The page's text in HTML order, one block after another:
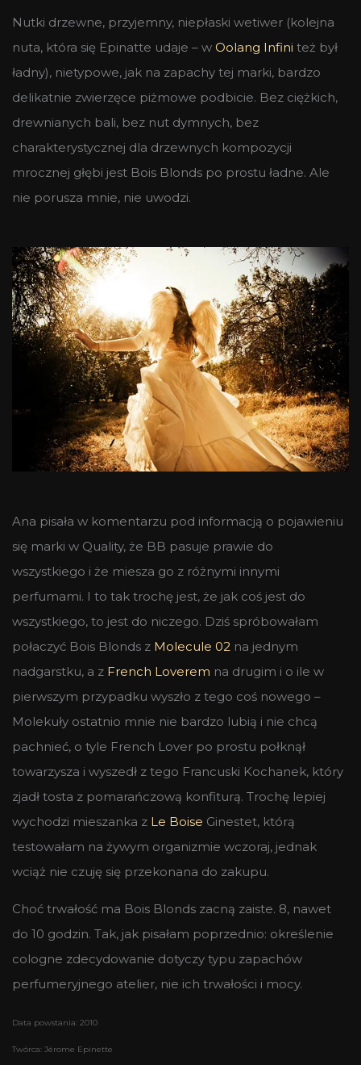
Nutki drzewne, przyjemny, niepłaski wetiwer (kolejna
nuta, która się Epinatte udaje – w Oolang Infini też był
ładny), nietypowe, jak na zapachy tej marki, bardzo
delikatnie zwierzęce piżmowe podbicie. Bez ciężkich,
drewnianych bali, bez nut dymnych, bez
charakterystycznej dla drzewnych kompozycji
mrocznej głębi jest Bois Blonds po prostu ładne. Ale
nie porusza mnie, nie uwodzi.
Ana pisała w komentarzu pod informacją o pojawieniu
się marki w Quality, że BB pasuje prawie do
wszystkiego i że miesza go z różnymi innymi
perfumami. I to tak trochę jest, że jak coś jest do
wszystkiego, to jest do niczego. Dziś spróbowałam
połaczyć Bois Blonds z Molecule 02 na jednym
nadgarstku, a z French Loverem na drugim i o ile w
pierwszym przypadku wyszło z tego coś nowego –
Molekuły ostatnio mnie nie bardzo lubią i nie chcą
pachnieć, o tyle French Lover po prostu połknął
towarzysza i wyszedł z tego Francuski Kochanek, który
zjadł tosta z pomarańczową konfiturą. Trochę lepiej
wychodzi mieszanka z Le Boise Ginestet, którą
testowałam na żywym organizmie wczoraj, jednak
wciąż nie czuję się przekonana do zakupu.
Choć trwałość ma Bois Blonds zacną zaiste. 8, nawet
do 10 godzin. Tak, jak pisałam poprzednio: określenie
cologne zdecydowanie dotyczy typu zapachów
perfumeryjnego atelier, nie ich trwałości i mocy.
Data powstania: 2010
Twórca: Jérome Epinette